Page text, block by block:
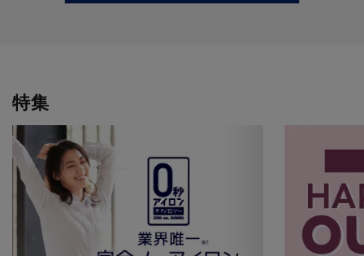
特集